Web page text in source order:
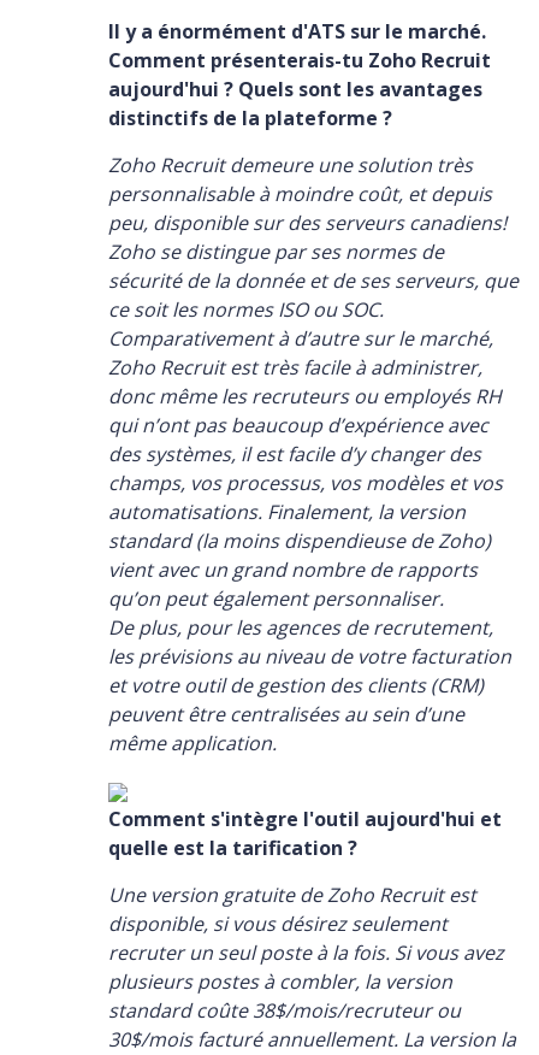
Il y a énormément d'ATS sur le marché.
Comment présenterais-tu Zoho Recruit
aujourd'hui ? Quels sont les avantages
distinctifs de la plateforme ?
Zoho Recruit demeure une solution très
personnalisable à moindre coût, et depuis
peu, disponible sur des serveurs canadiens!
Zoho se distingue par ses normes de
sécurité de la donnée et de ses serveurs, que
ce soit les normes ISO ou SOC.
Comparativement à d’autre sur le marché,
Zoho Recruit est très facile à administrer,
donc même les recruteurs ou employés RH
qui n’ont pas beaucoup d’expérience avec
des systèmes, il est facile d’y changer des
champs, vos processus, vos modèles et vos
automatisations. Finalement, la version
standard (la moins dispendieuse de Zoho)
vient avec un grand nombre de rapports
qu’on peut également personnaliser.
De plus, pour les agences de recrutement,
les prévisions au niveau de votre facturation
et votre outil de gestion des clients (CRM)
peuvent être centralisées au sein d’une
même application.
Comment s'intègre l'outil aujourd'hui et
quelle est la tarification ?
Une version gratuite de Zoho Recruit est
disponible, si vous désirez seulement
recruter un seul poste à la fois. Si vous avez
plusieurs postes à combler, la version
standard coûte 38$/mois/recruteur ou
30$/mois facturé annuellement. La version la